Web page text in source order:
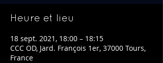
Heure et lieu
18 sept. 2021, 18:00 – 18:15
CCC OD, Jard. François 1er, 37000 Tours,
France